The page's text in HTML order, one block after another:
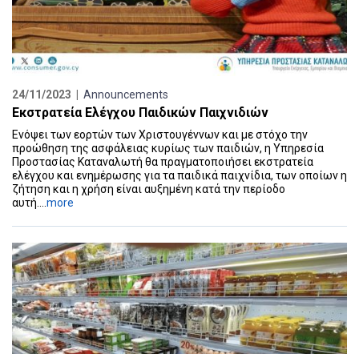
24/11/2023 | Announcements
Εκστρατεία Ελέγχου Παιδικών Παιχνιδιών
Ενόψει των εορτών των Χριστουγέννων και με στόχο την
προώθηση της ασφάλειας κυρίως των παιδιών, η Υπηρεσία
Προστασίας Καταναλωτή θα πραγματοποιήσει εκστρατεία
ελέγχου και ενημέρωσης για τα παιδικά παιχνίδια, των οποίων η
ζήτηση και η χρήση είναι αυξημένη κατά την περίοδο
αυτή.... more